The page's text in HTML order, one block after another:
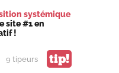
systémique
site #1 en
!
9 tipeurs tip!